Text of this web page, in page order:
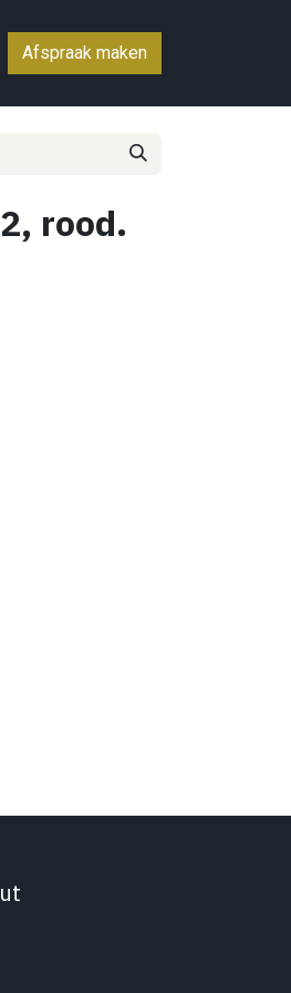
Afspraak maken
rood.